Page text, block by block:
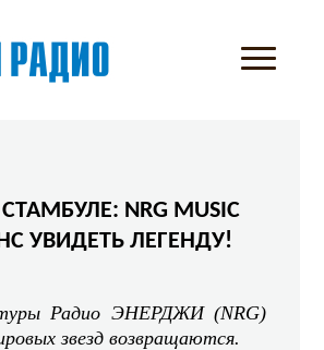
СТАМБУЛЕ: NRG MUSIC
УВИДЕТЬ ЛЕГЕНДУ!
Радио ЭНЕРДЖИ (NRG)
звезд возвращаются.